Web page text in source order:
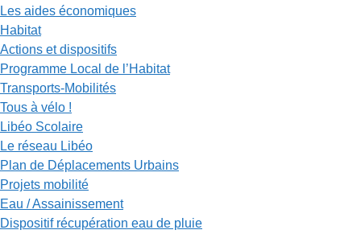
Les aides économiques
Habitat
Actions et dispositifs
Programme Local de l’Habitat
Transports-Mobilités
Tous à vélo !
Libéo Scolaire
Le réseau Libéo
Plan de Déplacements Urbains
Projets mobilité
Eau / Assainissement
Dispositif récupération eau de pluie